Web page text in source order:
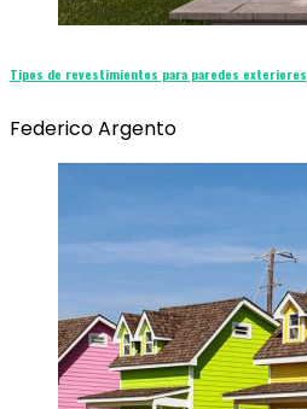
Tipos de revestimientos para paredes exteriores
Federico Argento